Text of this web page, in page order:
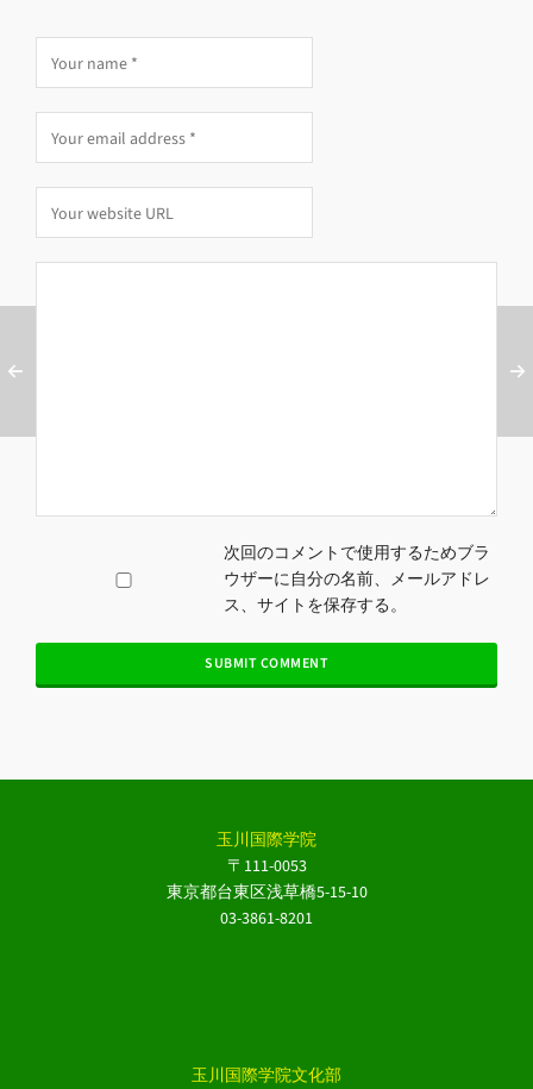
次回のコメントで使用するためブラ
ウザーに自分の名前、メールアドレ
ス、サイトを保存する。
玉川国際学院
〒111-0053
東京都台東区浅草橋5-15-10
03-3861-8201
玉川国際学院文化部